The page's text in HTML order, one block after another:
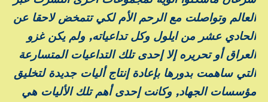
العالم وتواصلت مع الرحم الأم لكي تتمخض لاحقا عن
الحادي عشر من ايلول وكل تداعياته, ولم يكن غزو
العراق أو تحريره إلا إحدى تلك التداعيات المتسارعة
التي ساهمت بدورها بإعادة إنتاج أليات جديدة لتخليق
مؤسسات الجهاد, وكانت إحدى أهم تلك الأليات هي